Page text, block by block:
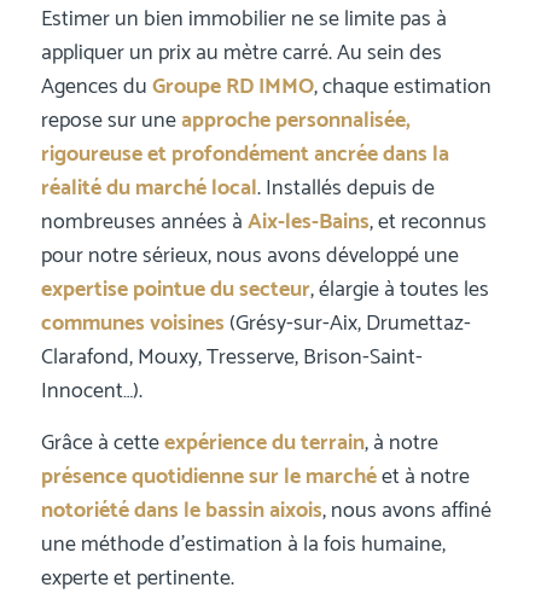
Estimer un bien immobilier ne se limite pas à
appliquer un prix au mètre carré. Au sein des
Agences duGroupe RD IMMO, chaque estimation
repose sur uneapproche personnalisée,
rigoureuse et profondément ancrée dans la
réalité du marché local. Installés depuis de
nombreuses années àAix-les-Bains, et reconnus
pour notre sérieux, nous avons développé une
expertise pointue du secteur, élargie à toutes les
communes voisines (Grésy-sur-Aix, Drumettaz-
Clarafond, Mouxy, Tresserve, Brison-Saint-
Innocent…).
Grâce à cetteexpérience du terrain, à notre
présence quotidienne sur le marchéet à notre
notoriété dans le bassin aixois, nous avons affiné
une méthode d’estimation à la fois humaine,
experte et pertinente.